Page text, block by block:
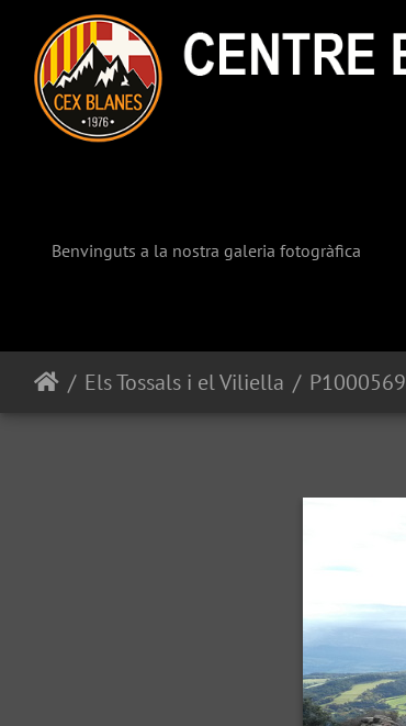
Benvinguts a la nostra galeria fotogràfica
Els Tossals i el Viliella P1000569